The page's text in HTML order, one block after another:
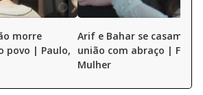
morre
povo | Paulo,
Arif e Bahar se casam e
união com abraço |
Mulher